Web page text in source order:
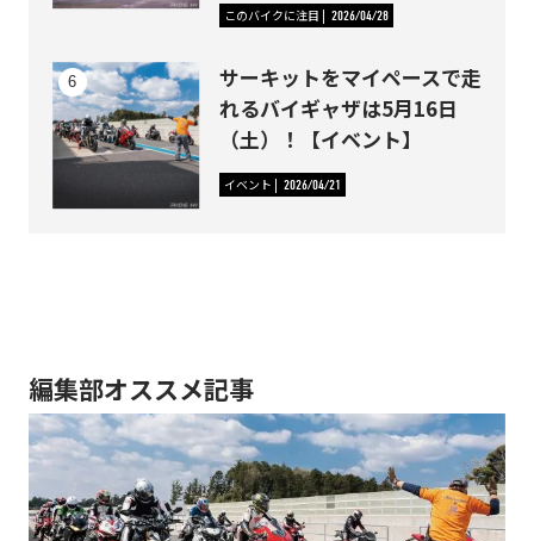
このバイクに注目 2026/04/28
サーキットをマイペースで走
れるバイギャザは5月16日
（土）！【イベント】
イベント 2026/04/21
編集部オススメ記事